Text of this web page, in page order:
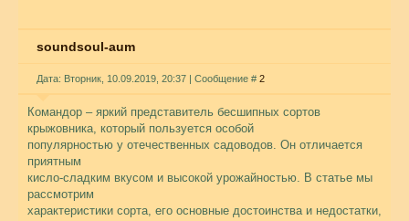
soundsoul-aum
Дата: Вторник, 10.09.2019, 20:37 | Сообщение # 2
Командор – яркий представитель бесшипных сортов
крыжовника, который пользуется особой
популярностью у отечественных садоводов. Он отличается
приятным
кисло-сладким вкусом и высокой урожайностью. В статье мы
рассмотрим
характеристики сорта, его основные достоинства и недостатки,